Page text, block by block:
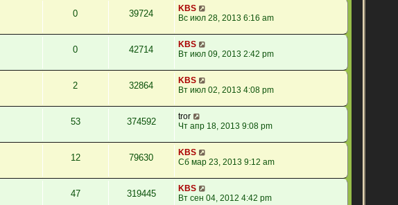
0 39724
KBS
Вс июл 28, 2013 6:16 am
0 42714
KBS
Вт июл 09, 2013 2:42 pm
2 32864
KBS
Вт июл 02, 2013 4:08 pm
53 374592
tror
Чт апр 18, 2013 9:08 pm
12 79630
KBS
Сб мар 23, 2013 9:12 am
47 319445
KBS
Вт сен 04, 2012 4:42 pm